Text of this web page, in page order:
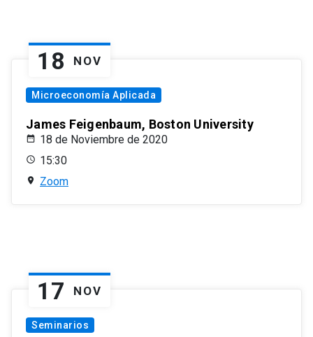
18 NOV
Microeconomía Aplicada
James Feigenbaum, Boston University
18 de Noviembre de 2020
15:30
Zoom
17 NOV
Seminarios